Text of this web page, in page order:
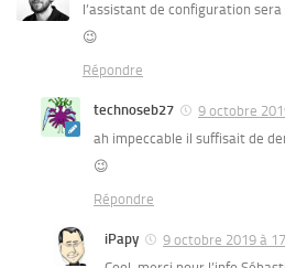
l’assistant de configuration
😉
Répondre
technoseb27
9 octobre
ah impeccable il suffisait de
😉
Répondre
iPapy
9 octobre 2019 à